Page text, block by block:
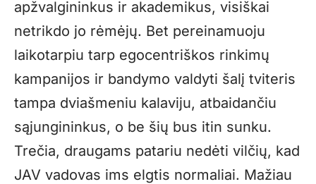
apžvalgininkus ir akademikus, visiškai
netrikdo jo rėmėjų. Bet pereinamuoju
laikotarpiu tarp egocentriškos rinkimų
kampanijos ir bandymo valdyti šalį tviteris
tampa dviašmeniu kalaviju, atbaidančiu
sąjungininkus, o be šių bus itin sunku.
Trečia, draugams patariu nedėti vilčių, kad
JAV vadovas ims elgtis normaliai. Mažiau